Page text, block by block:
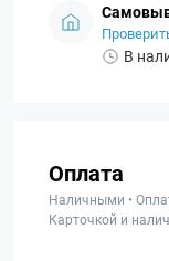
В
Оплата
Наличными •
Карточкой и